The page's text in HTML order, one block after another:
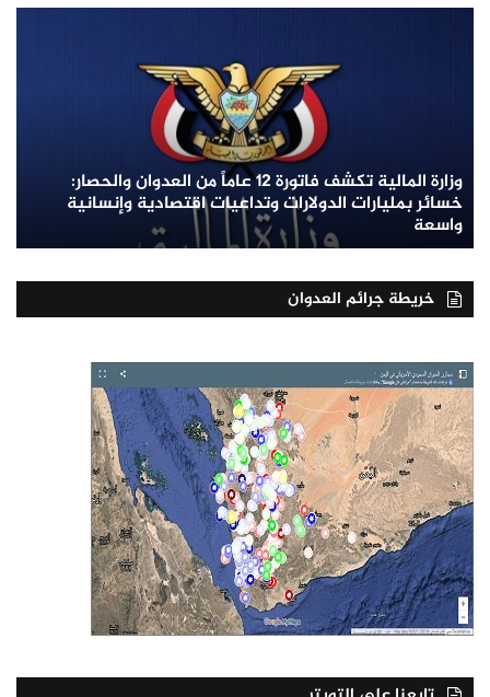
وزارة المالية تكشف فاتورة 12 عاماً من العدوان والحصار:
خسائر بمليارات الدولارات وتداعيات اقتصادية وإنسانية
واسعة
خريطة جرائم العدوان